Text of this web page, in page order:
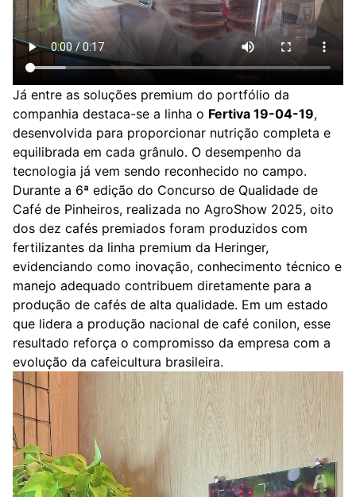
Já entre as soluções premium do portfólio da
companhia destaca-se a linha o Fertiva 19-04-19,
desenvolvida para proporcionar nutrição completa e
equilibrada em cada grânulo. O desempenho da
tecnologia já vem sendo reconhecido no campo.
Durante a 6ª edição do Concurso de Qualidade de
Café de Pinheiros, realizada no AgroShow 2025, oito
dos dez cafés premiados foram produzidos com
fertilizantes da linha premium da Heringer,
evidenciando como inovação, conhecimento técnico e
manejo adequado contribuem diretamente para a
produção de cafés de alta qualidade. Em um estado
que lidera a produção nacional de café conilon, esse
resultado reforça o compromisso da empresa com a
evolução da cafeicultura brasileira.